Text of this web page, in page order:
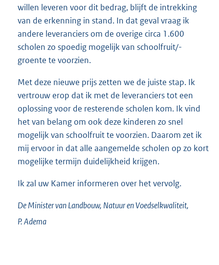
willen leveren voor dit bedrag, blijft de intrekking
van de erkenning in stand. In dat geval vraag ik
andere leveranciers om de overige circa 1.600
scholen zo spoedig mogelijk van schoolfruit/-
groente te voorzien.
Met deze nieuwe prijs zetten we de juiste stap. Ik
vertrouw erop dat ik met de leveranciers tot een
oplossing voor de resterende scholen kom. Ik vind
het van belang om ook deze kinderen zo snel
mogelijk van schoolfruit te voorzien. Daarom zet ik
mij ervoor in dat alle aangemelde scholen op zo kort
mogelijke termijn duidelijkheid krijgen.
Ik zal uw Kamer informeren over het vervolg.
De Minister van Landbouw, Natuur en Voedselkwaliteit,
P.Adema